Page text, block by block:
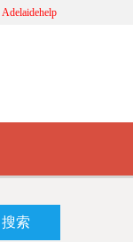
Adelaidehelp
搜索